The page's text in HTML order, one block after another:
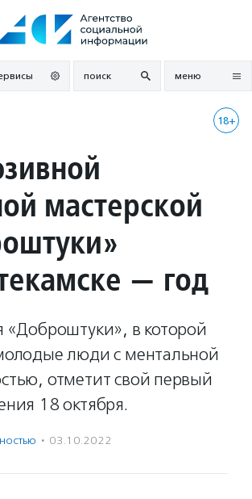
поиск меню
18+
мастерской
— год
«Доброштуки», в которой
люди с ментальной
отметит свой первый
18 октября.
· 03.10.2022